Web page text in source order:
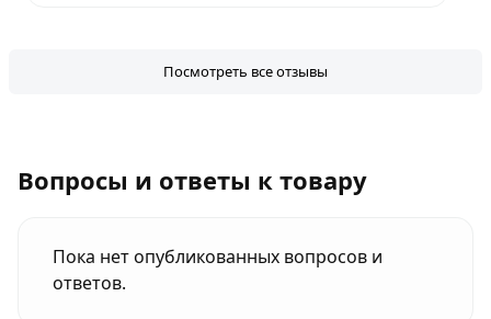
Посмотреть все отзывы
Вопросы и ответы к товару
Пока нет опубликованных вопросов и
ответов.